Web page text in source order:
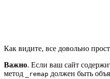
Как видите, все довольно
Важно. Если ваш сайт
метод
_remap должен быть